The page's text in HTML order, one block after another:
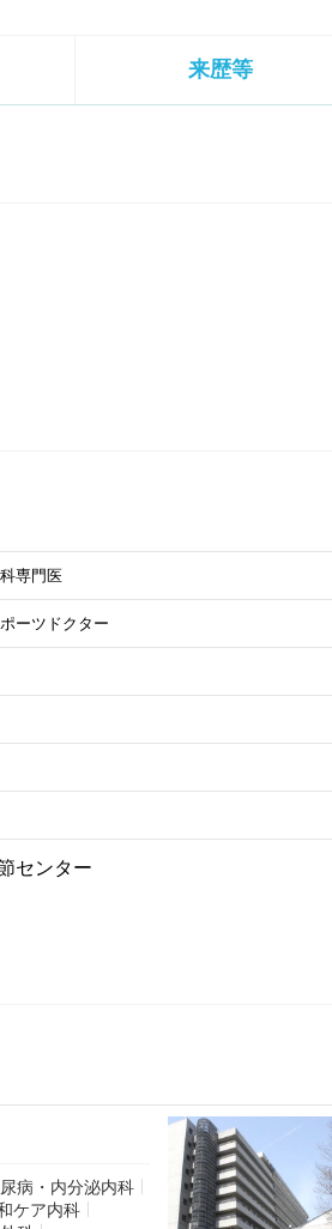
来歴等
専門医
ーツドクター
センター
病・内分泌内科
ケア内科